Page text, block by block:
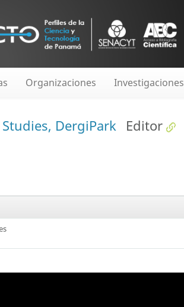
Organizaciones Investigaciones
DergiPark Editor